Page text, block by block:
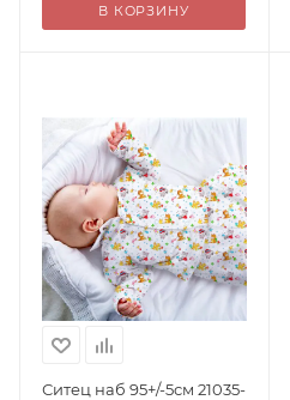
В КОРЗИНУ
Ситец наб 95+/-5см 21035-